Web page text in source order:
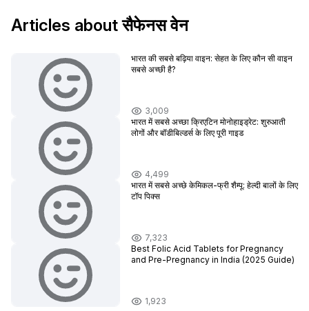
Articles about सैफेनस वेन
भारत की सबसे बढ़िया वाइन: सेहत के लिए कौन सी वाइन
सबसे अच्छी है?
3,009
भारत में सबसे अच्छा क्रिएटिन मोनोहाइड्रेट: शुरुआती
लोगों और बॉडीबिल्डर्स के लिए पूरी गाइड
4,499
भारत में सबसे अच्छे केमिकल-फ्री शैम्पू: हेल्दी बालों के लिए
टॉप पिक्स
7,323
Best Folic Acid Tablets for Pregnancy
and Pre-Pregnancy in India (2025 Guide)
1,923